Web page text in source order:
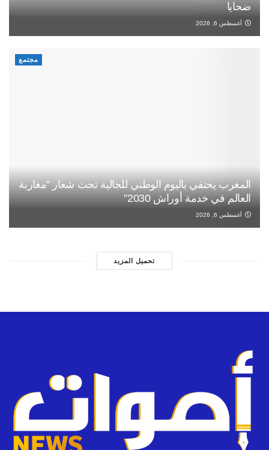
ضحايا
أغسطس 6, 2026
مجتمع
المغرب يحتفي باليوم الوطني للجالية تحت شعار “مغاربة
العالم في خدمة أوراش 2030”
أغسطس 6, 2026
تحميل المزيد